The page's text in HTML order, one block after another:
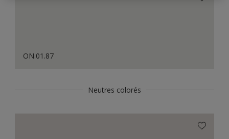
ON.01.87
Neutres colorés